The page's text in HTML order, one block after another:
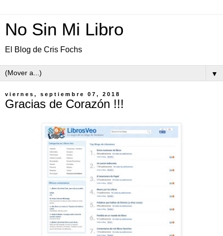
No Sin Mi Libro
El Blog de Cris Fochs
▼
viernes, septiembre 07, 2018
Gracias de Corazón !!!